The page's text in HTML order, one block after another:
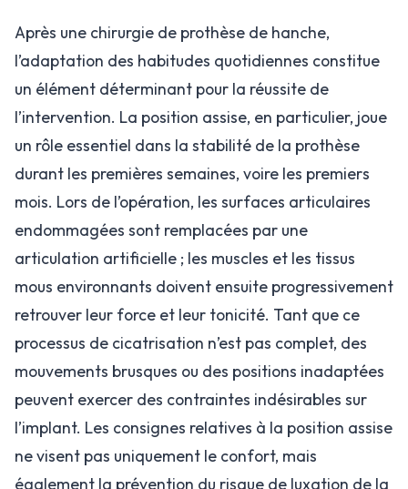
Après une chirurgie de prothèse de hanche,
l’adaptation des habitudes quotidiennes constitue
un élément déterminant pour la réussite de
l’intervention. La position assise, en particulier, joue
un rôle essentiel dans la stabilité de la prothèse
durant les premières semaines, voire les premiers
mois. Lors de l’opération, les surfaces articulaires
endommagées sont remplacées par une
articulation artificielle ; les muscles et les tissus
mous environnants doivent ensuite progressivement
retrouver leur force et leur tonicité. Tant que ce
processus de cicatrisation n’est pas complet, des
mouvements brusques ou des positions inadaptées
peuvent exercer des contraintes indésirables sur
l’implant. Les consignes relatives à la position assise
ne visent pas uniquement le confort, mais
également la prévention du risque de luxation de la